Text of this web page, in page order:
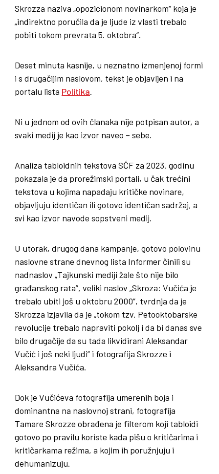
Skrozza naziva „opozicionom novinarkom“ koja je
„indirektno poručila da je ljude iz vlasti trebalo
pobiti tokom prevrata 5. oktobra“.
Deset minuta kasnije, u neznatno izmenjenoj formi
i s drugačijim naslovom, tekst je objavljen i na
portalu lista Politika.
Ni u jednom od ovih članaka nije potpisan autor, a
svaki medij je kao izvor naveo – sebe.
Analiza tabloidnih tekstova SĆF za 2023. godinu
pokazala je da prorežimski portali, u čak trećini
tekstova u kojima napadaju kritičke novinare,
objavljuju identičan ili gotovo identičan sadržaj, a
svi kao izvor navode sopstveni medij.
U utorak, drugog dana kampanje, gotovo polovinu
naslovne strane dnevnog lista Informer činili su
nadnaslov „Tajkunski mediji žale što nije bilo
građanskog rata”, veliki naslov „Skroza: Vučića je
trebalo ubiti još u oktobru 2000”, tvrdnja da je
Skrozza izjavila da je „tokom tzv. Petooktobarske
revolucije trebalo napraviti pokolj i da bi danas sve
bilo drugačije da su tada likvidirani Aleksandar
Vučić i još neki ljudi” i fotografija Skrozze i
Aleksandra Vučića.
Dok je Vučićeva fotografija umerenih boja i
dominantna na naslovnoj strani, fotografija
Tamare Skrozze obrađena je filterom koji tabloidi
gotovo po pravilu koriste kada pišu o kritičarima i
kritičarkama režima, a kojim ih poružnjuju i
dehumanizuju.